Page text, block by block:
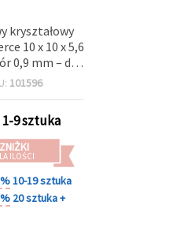
kryształowy
10 x 10 x 5,6
0,9 mm – do
i rękodzieła
101596
1-9 sztuka
ZNIŻKI
ILOŚCI
10-19 sztuka
20 sztuka +